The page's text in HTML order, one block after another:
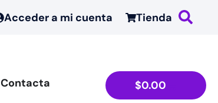
Acceder a mi cuenta Tienda
Contacta $0.00